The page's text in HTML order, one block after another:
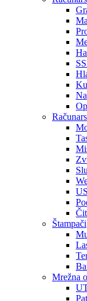
Štampači
Mrežna